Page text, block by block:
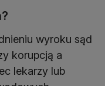
wyroku sąd
korupcją a
lekarzy lub